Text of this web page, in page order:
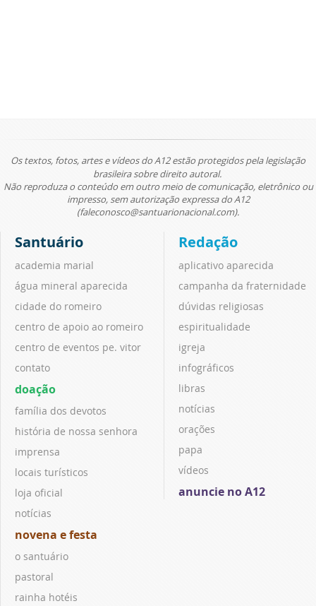
Os textos, fotos, artes e vídeos do A12 estão protegidos pela legislação
brasileira sobre direito autoral.
Não reproduza o conteúdo em outro meio de comunicação, eletrônico ou
impresso, sem autorização expressa do A12
(faleconosco@santuarionacional.com).
Santuário
academia marial
água mineral aparecida
cidade do romeiro
centro de apoio ao romeiro
centro de eventos pe. vitor
contato
doação
família dos devotos
história de nossa senhora
imprensa
locais turísticos
loja oficial
notícias
novena e festa
o santuário
pastoral
rainha hotéis
Redação
aplicativo aparecida
campanha da fraternidade
dúvidas religiosas
espiritualidade
igreja
infográficos
libras
notícias
orações
papa
vídeos
anuncie no A12